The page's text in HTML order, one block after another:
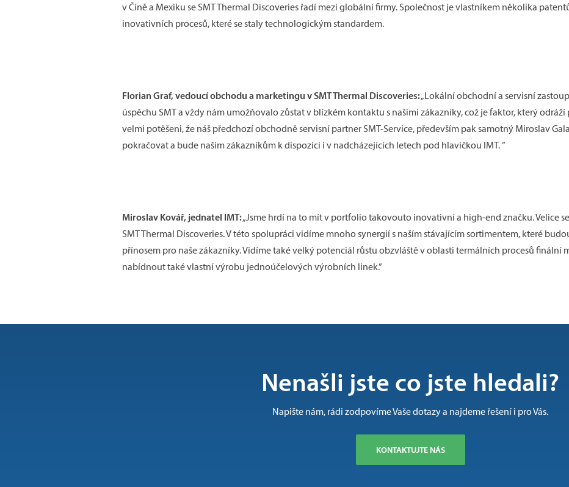
v Číně a Mexiku se SMT Thermal Discoveries řadí mezi globální firmy. Společnost je vlastníkem několika
inovativních procesů, které se staly technologickým standardem.
Florian Graf, vedoucí obchodu a marketingu v SMT Thermal Discoveries:„Lokální obchodní a servisní
úspěchu SMT a vždy nám umožňovalo zůstat v blízkém kontaktu s našimi zákazníky, což je faktor, který odráží
velmi potěšeni, že náš předchozí obchodně servisní partner SMT-Service, především pak samotný Miroslav
pokračovat a bude našim zákazníkům k dispozici i v nadcházejících letech pod hlavičkou IMT. ”
Miroslav Kovář, jednatel IMT:„Jsme hrdí na to mít v portfolio takovouto inovativní a high-end značku. Velice
SMT Thermal Discoveries. V této spolupráci vidíme mnoho synergií s naším stávajícím sortimentem, které
přínosem pro naše zákazníky. Vidíme také velký potenciál růstu obzvláště v oblasti termálních procesů finální
nabídnout také vlastní výrobu jednoúčelových výrobních linek.”
Nenašli jste co jste hledali?
Napište nám, rádi zodpovíme Vaše dotazy a najdeme řešení i pro Vás.
KONTAKTUJTE NÁS